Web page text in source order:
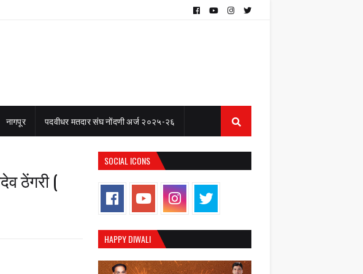
नागपूर पदवीधर मतदार संघ नोंदणी अर्ज २०२५-२६
ठेंगरी (
SOCIAL ICONS
HAPPY DIWALI